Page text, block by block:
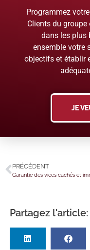
Programmez
Clients du groupe
dans les plus
ensemble votre
objectifs et établir
JE
PRÉCÉDENT
Partagez l'article: